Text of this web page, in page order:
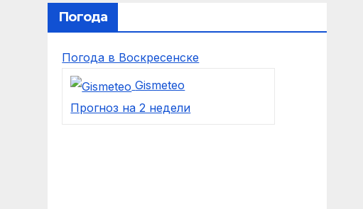
Погода
Погода в Воскресенске
Gismeteo
Прогноз на 2 недели